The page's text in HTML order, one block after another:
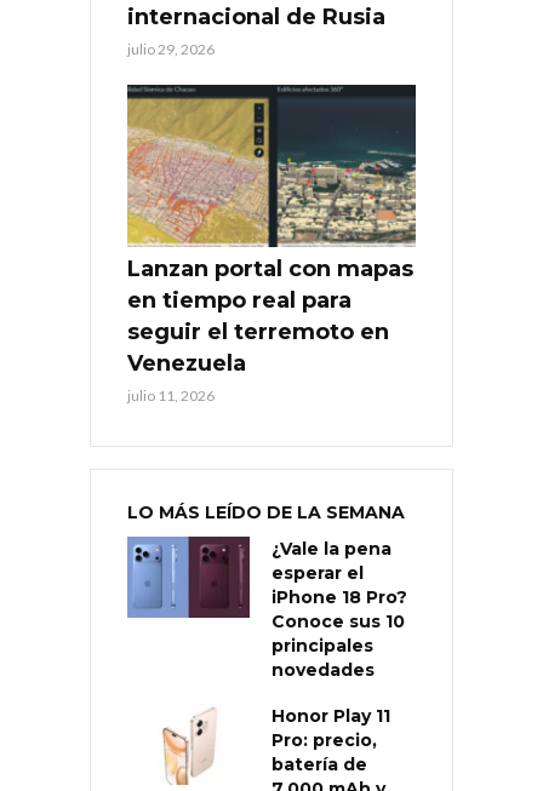
internacional de Rusia
julio 29, 2026
Lanzan portal con mapas
en tiempo real para
seguir el terremoto en
Venezuela
julio 11, 2026
LO MÁS LEÍDO DE LA SEMANA
¿Vale la pena
esperar el
iPhone 18 Pro?
Conoce sus 10
principales
novedades
Honor Play 11
Pro: precio,
batería de